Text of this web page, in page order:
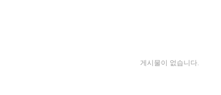
게시물이 없습니다.